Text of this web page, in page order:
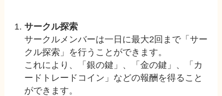
サークル探索
サークルメンバーは一日に最大2回まで「サー
クル探索」を行うことができます。
これにより、「銀の鍵」、「金の鍵」、「カ
ードトレードコイン」などの報酬を得ること
ができます​​。